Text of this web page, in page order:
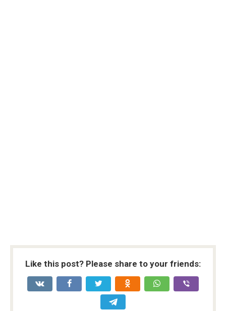
Like this post? Please share to your friends: